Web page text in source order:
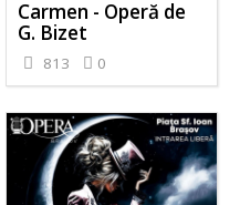
Carmen - Operă de
G. Bizet
813 0